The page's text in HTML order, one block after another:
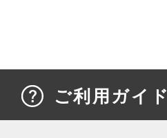
ご利用ガイド